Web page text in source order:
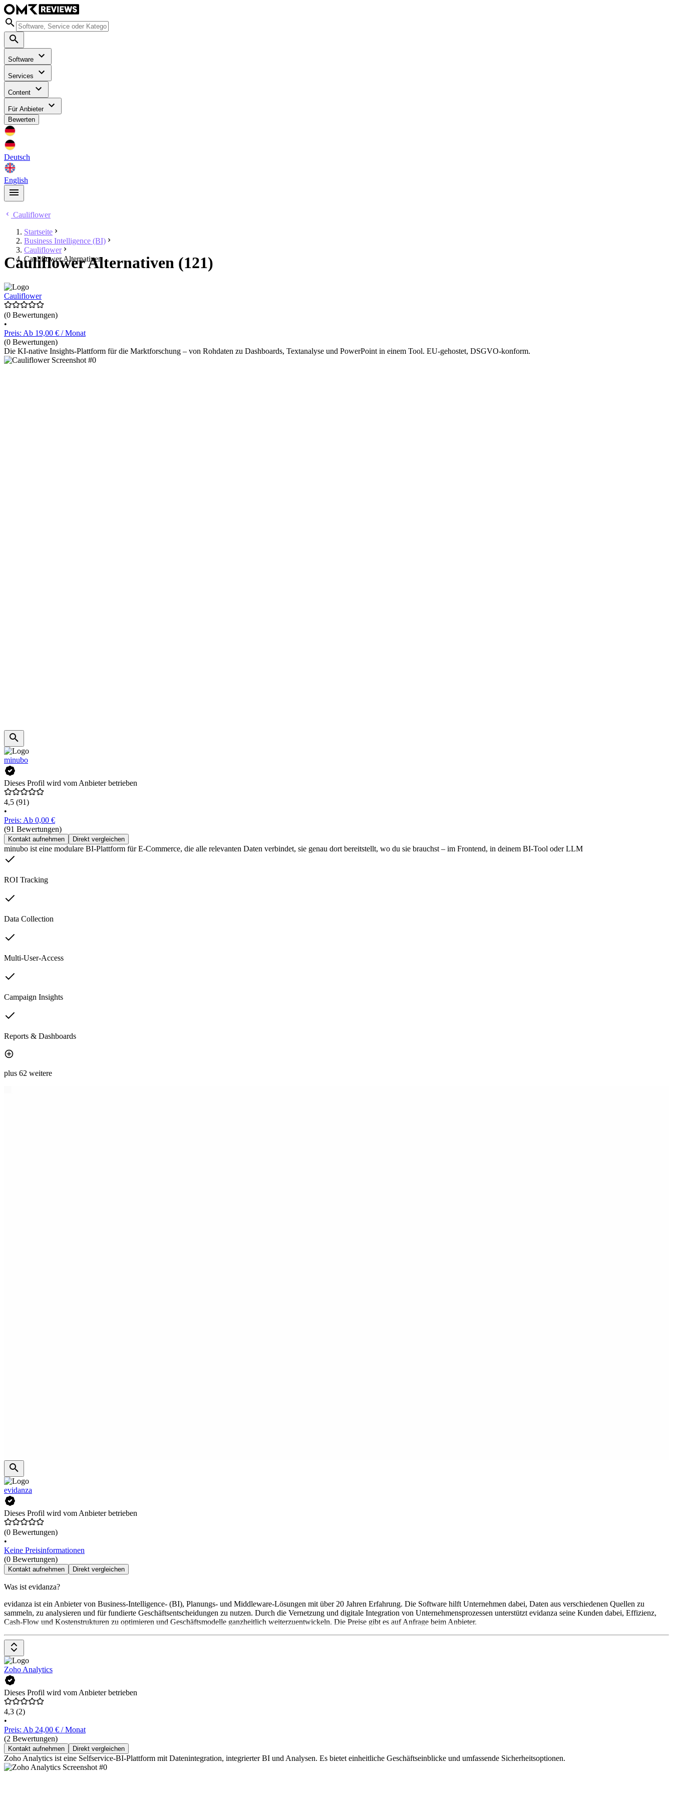
Software
Services
Content
Für Anbieter
Bewerten
Deutsch
English
Cauliflower
Startseite
Business Intelligence (BI)
Cauliflower
Cauliflower Alternativen
Cauliflower Alternativen (121)
Cauliflower
(0 Bewertungen)
•
Preis: Ab 19,00 € / Monat
(0 Bewertungen)
Die KI-native Insights-Plattform für die Marktforschung – von Rohdaten zu Dashboards, Textanalyse und PowerPoint in einem Tool. EU-gehostet, DSGVO-konform.
minubo
Dieses Profil wird vom Anbieter betrieben
4,5 (91)
•
Preis: Ab 0,00 €
(91 Bewertungen)
Kontakt aufnehmen Direkt vergleichen
minubo ist eine modulare BI-Plattform für E‑Commerce, die alle relevanten Daten verbindet, sie genau dort bereitstellt, wo du sie brauchst – im Frontend, in deinem BI-Tool oder LLM
ROI Tracking
Data Collection
Multi-User-Access
Campaign Insights
Reports & Dashboards
plus 62 weitere
evidanza
Dieses Profil wird vom Anbieter betrieben
(0 Bewertungen)
•
Keine Preisinformationen
(0 Bewertungen)
Kontakt aufnehmen Direkt vergleichen
Was ist evidanza?
evidanza ist ein Anbieter von Business-Intelligence- (BI), Planungs- und Middleware-Lösungen mit über 20 Jahren Erfahrung. Die Software hilft Unternehmen dabei, Daten aus verschiedenen Quellen zu
sammeln, zu analysieren und für fundierte Geschäftsentscheidungen zu nutzen. Durch die Vernetzung und digitale Integration von Unternehmensprozessen unterstützt evidanza seine Kunden dabei, Effizienz,
Cash-Flow und Kostenstrukturen zu optimieren und Geschäftsmodelle ganzheitlich weiterzuentwickeln. Die Preise gibt es auf Anfrage beim Anbieter.
Zoho Analytics
Dieses Profil wird vom Anbieter betrieben
4,3 (2)
•
Preis: Ab 24,00 € / Monat
(2 Bewertungen)
Kontakt aufnehmen Direkt vergleichen
Zoho Analytics ist eine Selfservice-BI-Plattform mit Datenintegration, integrierter BI und Analysen. Es bietet einheitliche Geschäftseinblicke und umfassende Sicherheitsoptionen.